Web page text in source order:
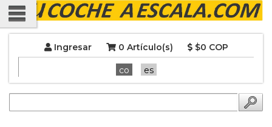
Ingresar 0 Artículo(s) $0 COP
co es